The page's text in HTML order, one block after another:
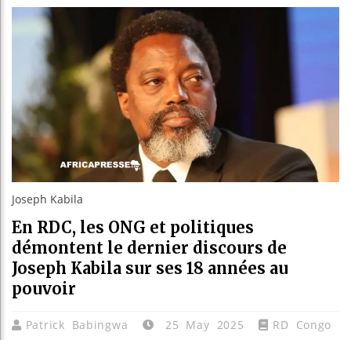
Joseph Kabila
En RDC, les ONG et politiques
démontent le dernier discours de
Joseph Kabila sur ses 18 années au
pouvoir
Patrick Babingwa 25 May 2025
RD Congo